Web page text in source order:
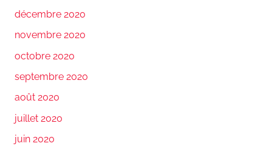
décembre 2020
novembre 2020
octobre 2020
septembre 2020
août 2020
juillet 2020
juin 2020